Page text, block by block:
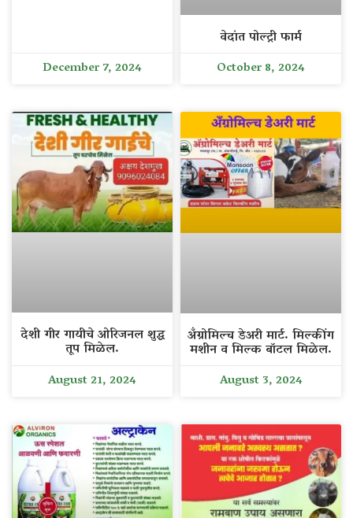
December 7, 2024
वेदांत पोल्ट्री फार्म
October 8, 2024
देशी गीर गायीचे ओरिजनल शुद्ध
तूप मिळेल.
August 21, 2024
अँग्रोमिल्च डेअरी मार्ट. मिल्कींग
मशीन व मिल्क बॉटल मिळेल.
August 3, 2024